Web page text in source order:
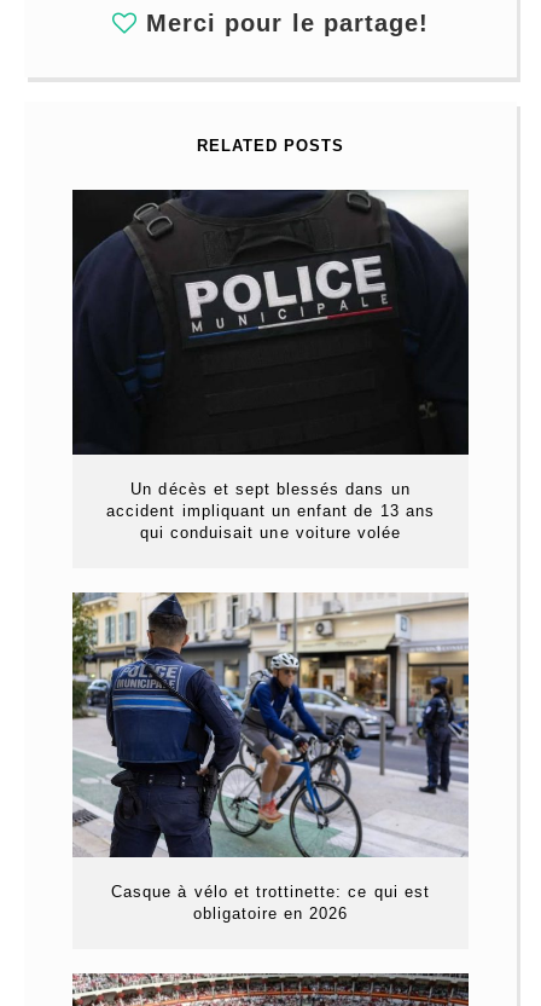
Merci pour le partage!
RELATED POSTS
Un décès et sept blessés dans un
accident impliquant un enfant de 13 ans
qui conduisait une voiture volée
Casque à vélo et trottinette: ce qui est
obligatoire en 2026